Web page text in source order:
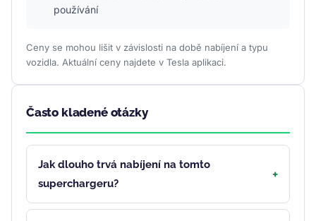
používání
Ceny se mohou lišit v závislosti na době nabíjení a typu
vozidla. Aktuální ceny najdete v Tesla aplikaci.
Často kladené otázky
Jak dlouho trvá nabíjení na tomto
superchargeru?